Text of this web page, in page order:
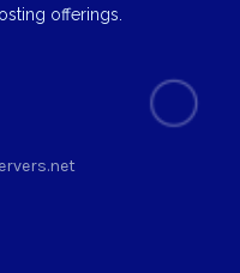
offerings.